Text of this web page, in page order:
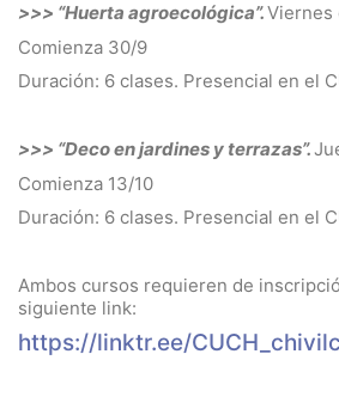
>>> “Huerta agroecológica”.Viernes
Comienza 30/9
Duración: 6 clases. Presencial en el
>>> “Deco en jardines y terrazas”.
Comienza 13/10
Duración: 6 clases. Presencial en el
Ambos cursos requieren de
siguiente link:
https://linktr.ee/